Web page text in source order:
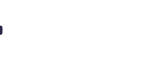
op Pinterest
ons op YouTube